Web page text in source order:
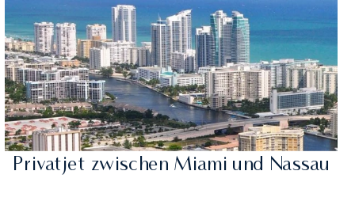
Privatjet zwischen Miami und Nassau